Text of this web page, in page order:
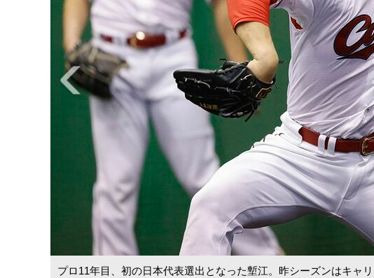
プロ11年目、初の日本代表選出となった塹江。昨シーズンはキャ